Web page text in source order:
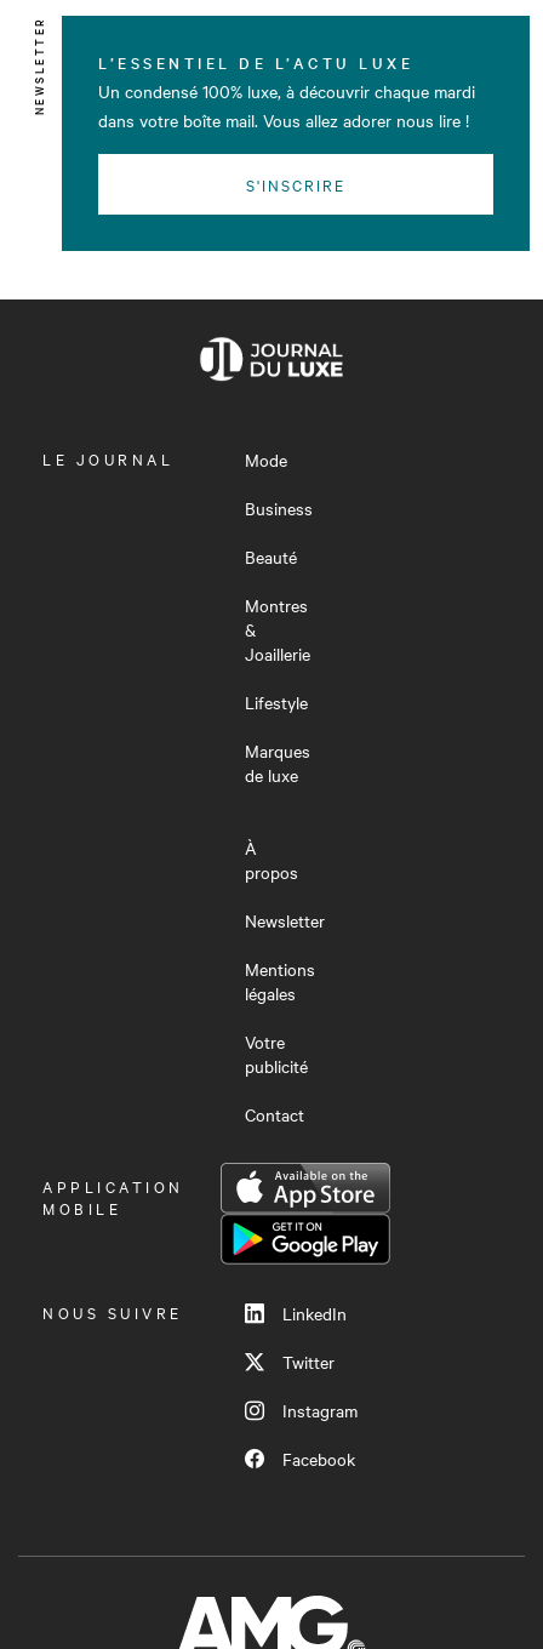
NEWSLETTER L’ESSENTIEL DE L’ACTU LUXE
Un condensé 100% luxe, à découvrir chaque mardi
dans votre boîte mail. Vous allez adorer nous lire !
S'INSCRIRE
OUVRIR
LE JOURNAL
Mode
Business
Beauté
Montres
&
Joaillerie
Lifestyle
Marques
de luxe
À
propos
Newsletter
Mentions
légales
Votre
publicité
Contact
OUVRIR
LE
APPLICATION
MOBILE
NOUS SUIVRE
LinkedIn
Twitter
Instagram
Facebook